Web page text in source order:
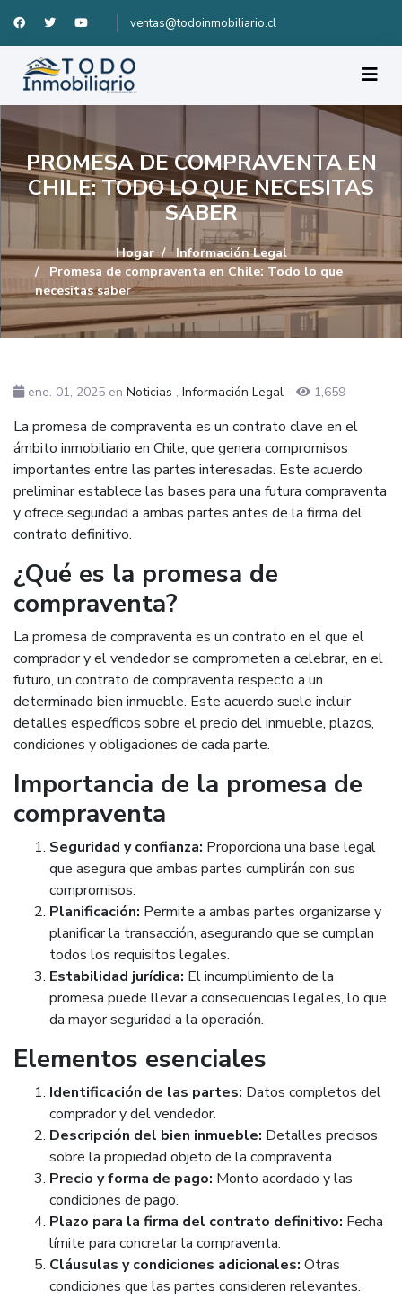
ventas@todoinmobiliario.cl
PROMESA DE COMPRAVENTA EN
CHILE: TODO LO QUE NECESITAS
SABER
Hogar
Información Legal
Promesa de compraventa en Chile: Todo lo que
necesitas saber
ene. 01, 2025 en Noticias , Información Legal - 1,659
La promesa de compraventa es un contrato clave en el
ámbito inmobiliario en Chile, que genera compromisos
importantes entre las partes interesadas. Este acuerdo
preliminar establece las bases para una futura compraventa
y ofrece seguridad a ambas partes antes de la firma del
contrato definitivo.
¿Qué es la promesa de
compraventa?
La promesa de compraventa es un contrato en el que el
comprador y el vendedor se comprometen a celebrar, en el
futuro, un contrato de compraventa respecto a un
determinado bien inmueble. Este acuerdo suele incluir
detalles específicos sobre el precio del inmueble, plazos,
condiciones y obligaciones de cada parte.
Importancia de la promesa de
compraventa
Seguridad y confianza: Proporciona una base legal
que asegura que ambas partes cumplirán con sus
compromisos.
Planificación: Permite a ambas partes organizarse y
planificar la transacción, asegurando que se cumplan
todos los requisitos legales.
Estabilidad jurídica: El incumplimiento de la
promesa puede llevar a consecuencias legales, lo que
da mayor seguridad a la operación.
Elementos esenciales
Identificación de las partes: Datos completos del
comprador y del vendedor.
Descripción del bien inmueble: Detalles precisos
sobre la propiedad objeto de la compraventa.
Precio y forma de pago: Monto acordado y las
condiciones de pago.
Plazo para la firma del contrato definitivo: Fecha
límite para concretar la compraventa.
Cláusulas y condiciones adicionales: Otras
condiciones que las partes consideren relevantes.